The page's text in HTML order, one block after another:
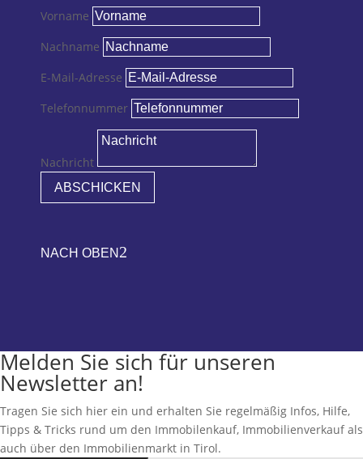
Vorname
Nachname
E-Mail-Adresse
Telefonnummer
Nachricht
ABSCHICKEN
NACH OBEN 2
Melden Sie sich für unseren
Newsletter an!
Tragen Sie sich hier ein und erhalten Sie regelmäßig Infos, Hilfe,
Tipps & Tricks rund um den Immobilenkauf, Immobilienverkauf als
auch über den Immobilienmarkt in Tirol.